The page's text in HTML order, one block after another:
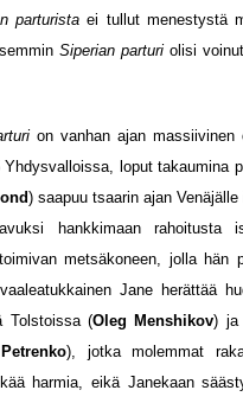
parturista ei tullut menestystä
Siperian parturi olisi
on vanhan ajan massiivinen
loput takaumina
) saapuu tsaarin ajan Venäjälle
hankkimaan rahoitusta
metsäkoneen, jolla hän
Jane herättää
Tolstoissa (Oleg Menshikov) ja
), jotka molemmat
harmia, eikä Janekaan